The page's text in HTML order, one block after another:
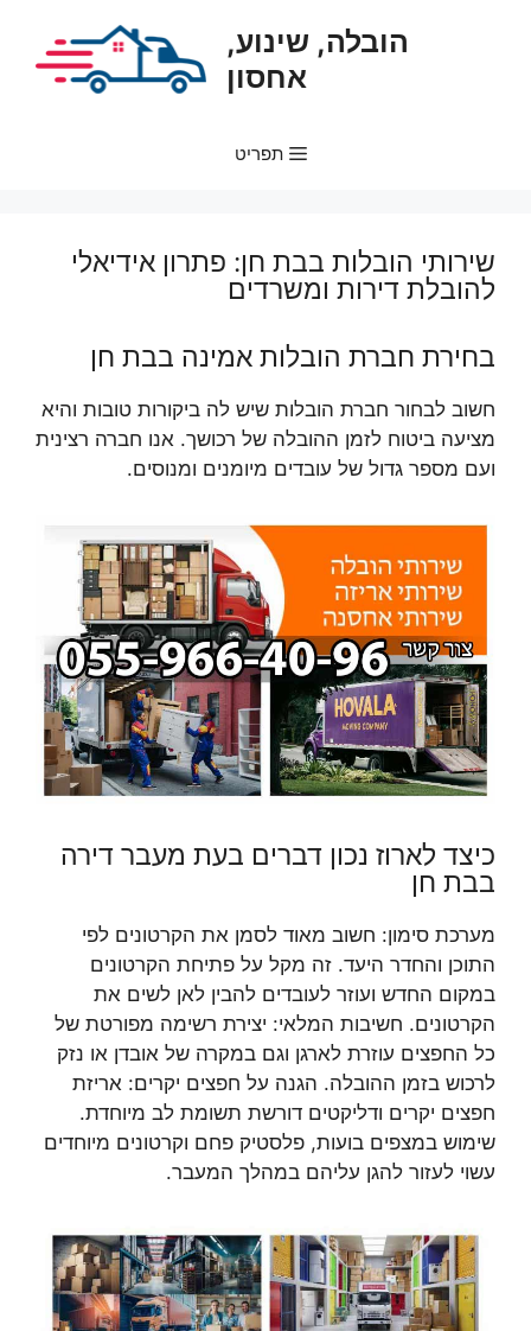
הובלה, שינוע,
אחסון
תפריט
שירותי הובלות בבת חן: פתרון אידיאלי
להובלת דירות ומשרדים
בחירת חברת הובלות אמינה בבת חן
חשוב לבחור חברת הובלות שיש לה ביקורות טובות והיא
מציעה ביטוח לזמן ההובלה של רכושך. אנו חברה רצינית
ועם מספר גדול של עובדים מיומנים ומנוסים.
כיצד לארוז נכון דברים בעת מעבר דירה
בבת חן
מערכת סימון: חשוב מאוד לסמן את הקרטונים לפי
התוכן והחדר היעד. זה מקל על פתיחת הקרטונים
במקום החדש ועוזר לעובדים להבין לאן לשים את
הקרטונים. חשיבות המלאי: יצירת רשימה מפורטת של
כל החפצים עוזרת לארגן וגם במקרה של אובדן או נזק
לרכוש בזמן ההובלה. הגנה על חפצים יקרים: אריזת
חפצים יקרים ודליקטים דורשת תשומת לב מיוחדת.
שימוש במצפים בועות, פלסטיק פחם וקרטונים מיוחדים
עשוי לעזור להגן עליהם במהלך המעבר.